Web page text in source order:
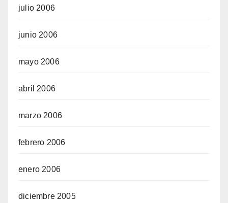
julio 2006
junio 2006
mayo 2006
abril 2006
marzo 2006
febrero 2006
enero 2006
diciembre 2005